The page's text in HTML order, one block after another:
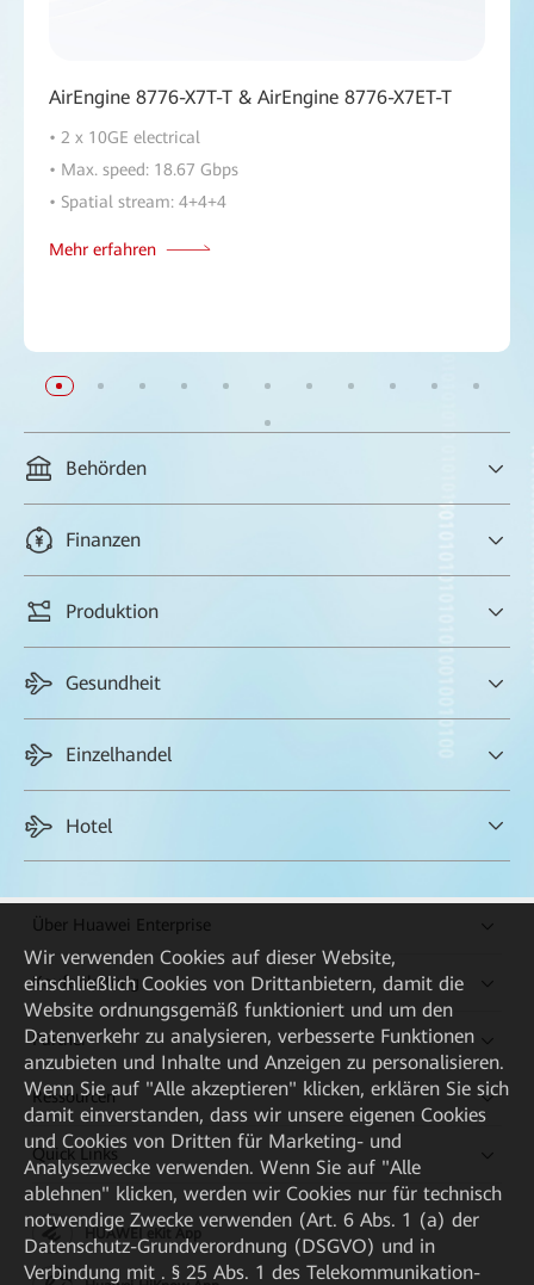
AirEngine 8776-X7T-T & AirEngine 8776-X7ET-T
• 2 x 10GE electrical
• Max. speed: 18.67 Gbps
• Spatial stream: 4+4+4
Mehr erfahren
Behörden
Hochgradig sicherer Wi-Fi-Zugang in Behörden mit VIP-Services
für mehr Effizienz
AirEngine 8776-X7F-T
Finanzen
geschützte immer verfügbare Services.
Produktion
mehr als 1.000 AGVs für mehr Produktivität.
Gesundheit
Reibungslose mobile Visiten, kein Roaming, kein Paketverlust
für wichtige Services.
Einzelhandel
Konvergente Wi-Fi- und IoT-Bereitstellung für bessere
Kundenservices, mehr Effizienz und geringere Kosten.
Hotel
Wi-Fi-Scanning + KI-gestützte Erkennung von verborgenen
Kameras für den Schutz der Privatsphäre
Über Huawei Enterprise
Kaufanleitung
Partner
Ressourcen
Quick Links
HUAWEI eKit App
Wir verwenden Cookies auf dieser Website,
einschließlich Cookies von Drittanbietern, damit die
Website ordnungsgemäß funktioniert und um den
Datenverkehr zu analysieren, verbesserte Funktionen
anzubieten und Inhalte und Anzeigen zu personalisieren.
Wenn Sie auf "Alle akzeptieren" klicken, erklären Sie sich
damit einverstanden, dass wir unsere eigenen Cookies
und Cookies von Dritten für Marketing- und
Analysezwecke verwenden. Wenn Sie auf "Alle
ablehnen" klicken, werden wir Cookies nur für technisch
notwendige Zwecke verwenden (Art. 6 Abs. 1 (a) der
Datenschutz-Grundverordnung (DSGVO) und in
Verbindung mit . § 25 Abs. 1 des Telekommunikation-